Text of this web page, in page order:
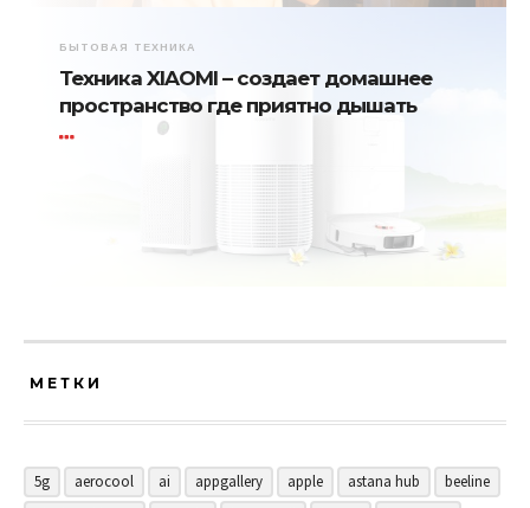
БЫТОВАЯ ТЕХНИКА
Техника XIAOMI – создает домашнее
пространство где приятно дышать
МЕТКИ
5g aerocool ai appgallery apple astana hub
beeline